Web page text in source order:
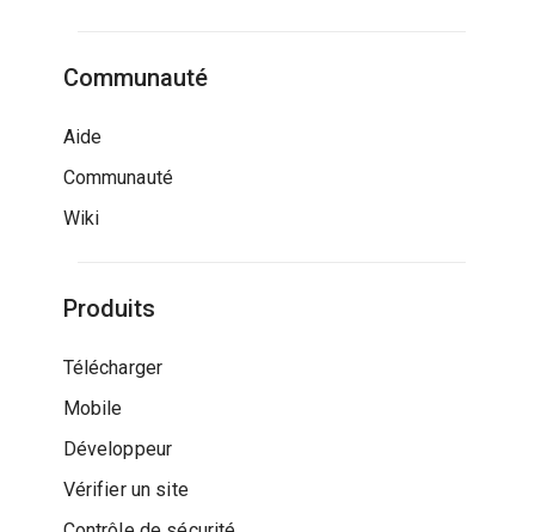
Communauté
Aide
Communauté
Wiki
Produits
Télécharger
Mobile
Développeur
Vérifier un site